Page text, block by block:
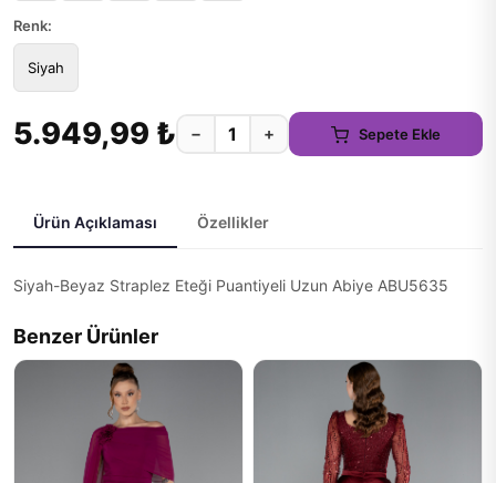
Renk:
Siyah
5.949,99 ₺ − + Sepete Ekle
Ürün Açıklaması Özellikler
Siyah-Beyaz Straplez Eteği Puantiyeli Uzun Abiye ABU5635
Benzer Ürünler